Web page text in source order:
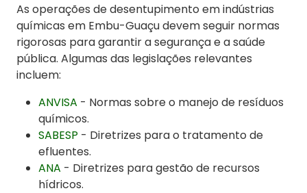
As operações de desentupimento em indústrias
químicas em Embu-Guaçu devem seguir normas
rigorosas para garantir a segurança e a saúde
pública. Algumas das legislações relevantes
incluem:
ANVISA - Normas sobre o manejo de resíduos
químicos.
SABESP - Diretrizes para o tratamento de
efluentes.
ANA - Diretrizes para gestão de recursos
hídricos.